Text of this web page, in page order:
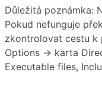
Důležitá poznámka:
Pokud nefunguje
zkontrolovat cestu
Options → karta
Executable files,